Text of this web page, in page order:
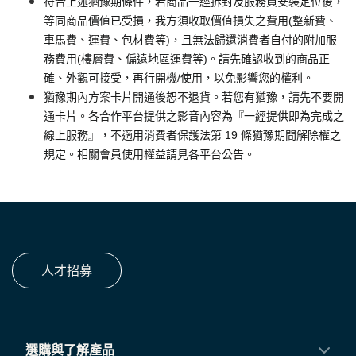
等同商品價值已受損，我方須收取價值損失之費用(整新費、
車馬費、運費、包材費等)，且無法歸還消費者自付的附加服
務費用(樓層費、偏遠地區運費等)。請先確認收到的商品正
確、外觀可接受，再行開機/使用，以免影響您的權利。
猶豫期內方案卡片開通後恕不退貨。若您有猶豫，請先不要開
通卡片。各合作平台提供之影音內容為『一經提供即為完成之
線上服務』，不適用消費者保護法第 19 條猶豫期間解除權之
規定。相關會員使用權益請見各平台公告。
人才招募
選購與了解產品